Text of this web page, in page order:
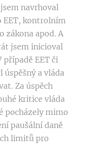
navrhoval
EET, kontrolním
zákona apod. A
jsem inicioval
EET či
a vláda
Za úspěch
kritice vláda
pocházely mimo
paušální daně
limitů pro